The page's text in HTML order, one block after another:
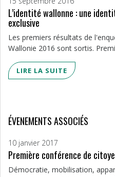
L’identité wallonne : une
exclusive
Les premiers résultats de
Wallonie 2016 sont sortis.
LIRE LA SUITE
ÉVENEMENTS ASSOCIÉS
10 janvier 2017
Première conférence de
Démocratie, mobilisation,